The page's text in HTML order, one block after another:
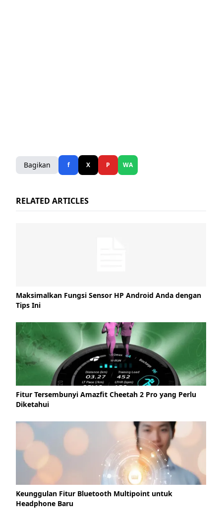
Bagikan f X P WA
RELATED ARTICLES
Maksimalkan Fungsi Sensor HP Android Anda dengan
Tips Ini
Fitur Tersembunyi Amazfit Cheetah 2 Pro yang Perlu
Diketahui
Keunggulan Fitur Bluetooth Multipoint untuk
Headphone Baru